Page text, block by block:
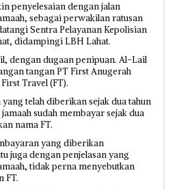
penyelesaian dengan jalan
sebagai perwakilan ratusan
Sentra Pelayanan Kepolisian
didampingi LBH Lahat.
dengan dugaan penipuan. Al-Lail
tangan PT First Anugerah
Travel (FT).
telah diberikan sejak dua tahun
sudah membayar sejak dua
nama FT.
yang diberikan
juga dengan penjelasan yang
tidak perna menyebutkan
FT.